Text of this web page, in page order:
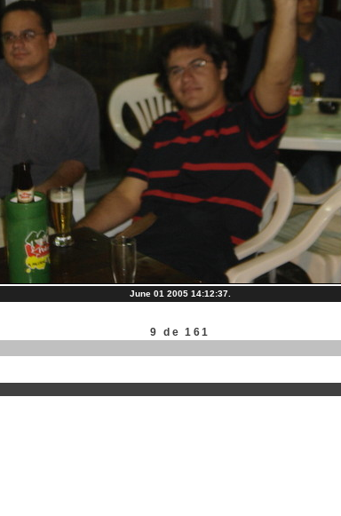
June 01 2005 14:12:37.
9 de 161